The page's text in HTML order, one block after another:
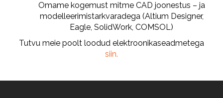
Omame kogemust mitme CAD joonestus – ja
modelleerimistarkvaradega (Altium Designer,
Eagle, SolidWork, COMSOL)
Tutvu meie poolt loodud elektroonikaseadmetega
siin.